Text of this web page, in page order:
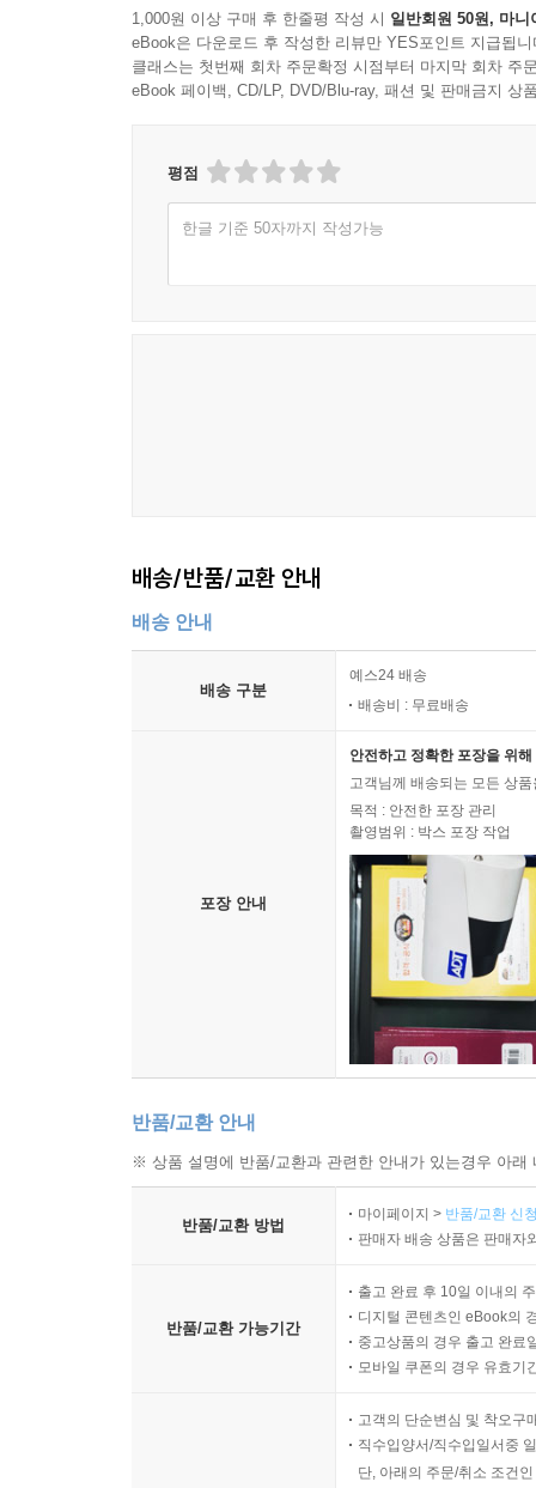
1,000원 이상 구매 후 한줄평 작성 시 일반회원 50원, 마니
eBook은 다운로드 후 작성한 리뷰만 YES포인트 지급됩니
클래스는 첫번째 회차 주문확정 시점부터 마지막 회차 주
eBook 페이백, CD/LP, DVD/Blu-ray, 패션 및 판매금지 상
평점
한글 기준 50자까지 작성가능
배송/반품/교환 안내
배송 안내
배송 구분
예스24 배송
배송비 : 무료배송
포장 안내
안전하고 정확한 포장을 위
고객님께 배송되는 모든 상
목적 : 안전한 포장 관리
촬영범위 : 박스 포장 작업
반품/교환 안내
※ 상품 설명에 반품/교환과 관련한 안내가 있는경우 아
반품/교환 방법
마이페이지 > 반품/교환 신
판매자 배송 상품은 판매자
반품/교환 가능기간
출고 완료 후 10일 이내의
디지털 콘텐츠인 eBook의
중고상품의 경우 출고 완료
모바일 쿠폰의 경우 유효기
고객의 단순변심 및 착오구
직수입양서/직수입일서중
단, 아래의 주문/취소 조건